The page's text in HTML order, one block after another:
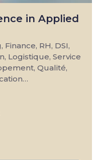
in Applied
RH, DSI,
Logistique, Service
Qualité,